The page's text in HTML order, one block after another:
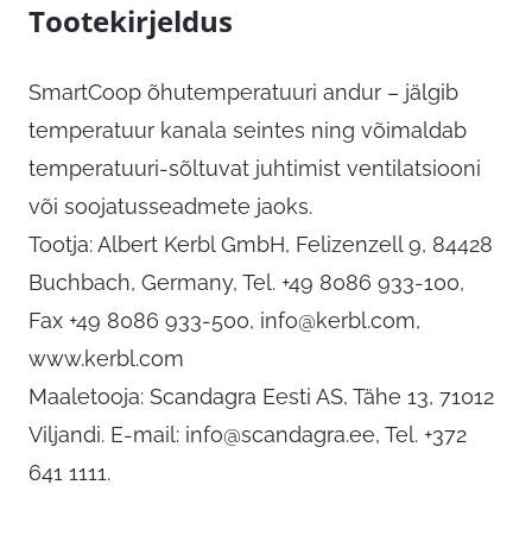
Tootekirjeldus
SmartCoop õhutemperatuuri andur – jälgib
temperatuur kanala seintes ning võimaldab
temperatuuri-sõltuvat juhtimist ventilatsiooni
või soojatusseadmete jaoks.
Tootja: Albert Kerbl GmbH, Felizenzell 9, 84428
Buchbach, Germany, Tel. +49 8086 933-100,
Fax +49 8086 933-500, info@kerbl.com,
www.kerbl.com
Maaletooja: Scandagra Eesti AS, Tähe 13, 71012
Viljandi. E-mail: info@scandagra.ee, Tel. +372
641 1111.